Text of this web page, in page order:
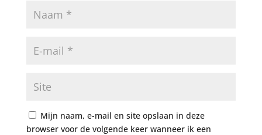
Mijn naam, e-mail en site opslaan in deze
browser voor de volgende keer wanneer ik een